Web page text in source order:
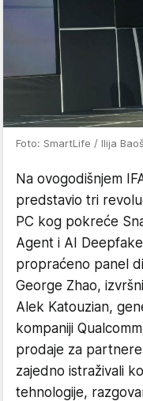
Foto: SmartLife / Ilija
Na ovogodišnjem
predstavio tri
PC kog pokreće
Agent i AI
propraćeno panel
George Zhao,
Alek Katouzian,
kompaniji
prodaje za
zajedno istraživali
tehnologije,